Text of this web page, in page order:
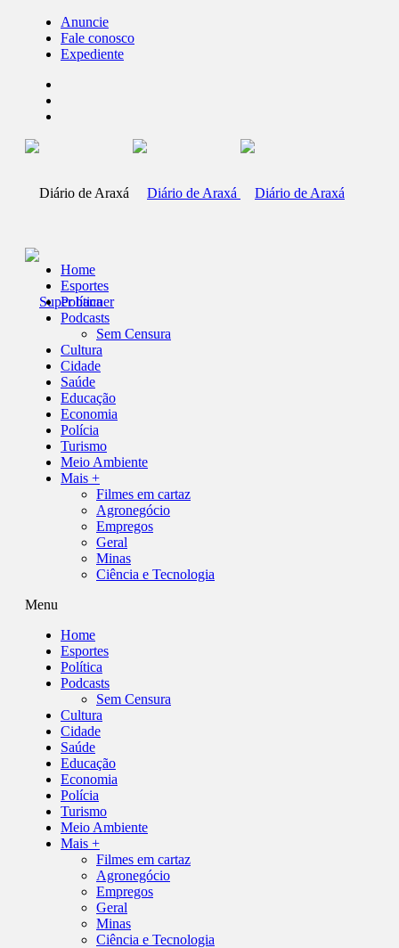
Anuncie
Fale conosco
Expediente
Home
Esportes
Política
Podcasts
Sem Censura
Cultura
Cidade
Saúde
Educação
Economia
Polícia
Turismo
Meio Ambiente
Mais +
Filmes em cartaz
Agronegócio
Empregos
Geral
Minas
Ciência e Tecnologia
Menu
Home
Esportes
Política
Podcasts
Sem Censura
Cultura
Cidade
Saúde
Educação
Economia
Polícia
Turismo
Meio Ambiente
Mais +
Filmes em cartaz
Agronegócio
Empregos
Geral
Minas
Ciência e Tecnologia